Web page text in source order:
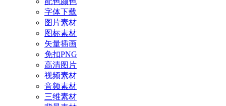
字体下载
图片素材
图标素材
矢量插画
免扣PNG
高清图片
视频素材
音频素材
三维素材